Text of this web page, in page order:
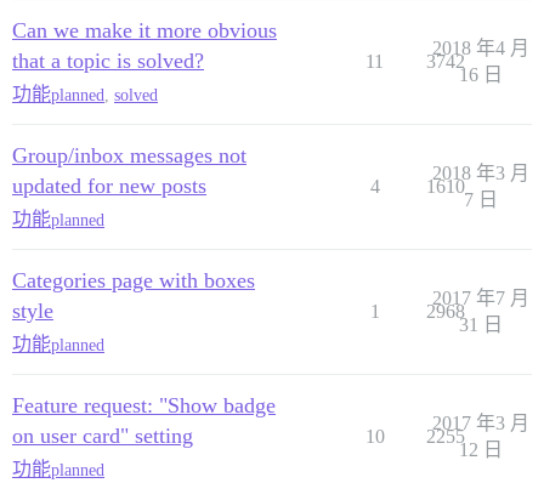
Can we make it more obvious
that a topic is solved?
功能planned solved
11 3742
2018 年4 月
16 日
Group/inbox messages not
updated for new posts
功能planned
4 1610
2018 年3 月
7 日
Categories page with boxes
style
功能planned
1 2968
2017 年7 月
31 日
Feature request: "Show badge
on user card" setting
功能planned
10 2255
2017 年3 月
12 日